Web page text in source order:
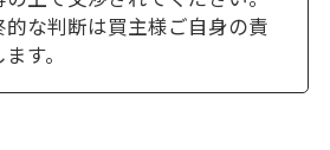
な判断は買主様ご自身の責
す。